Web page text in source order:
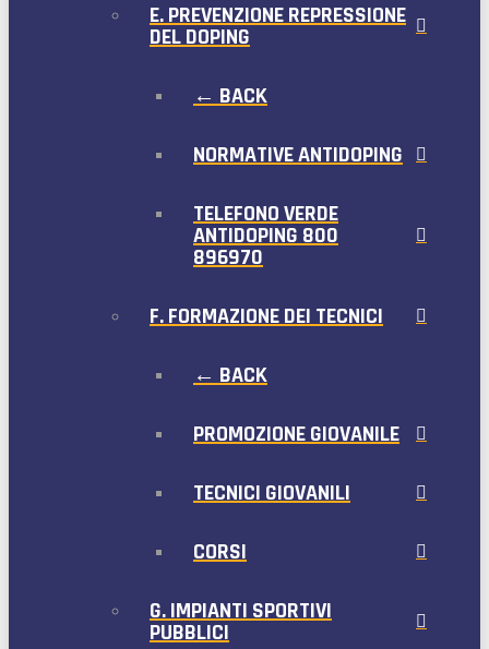
E. PREVENZIONE REPRESSIONE
DEL DOPING
← BACK
NORMATIVE ANTIDOPING
TELEFONO VERDE
ANTIDOPING 800
896970
F. FORMAZIONE DEI TECNICI
← BACK
PROMOZIONE GIOVANILE
TECNICI GIOVANILI
CORSI
G. IMPIANTI SPORTIVI
PUBBLICI